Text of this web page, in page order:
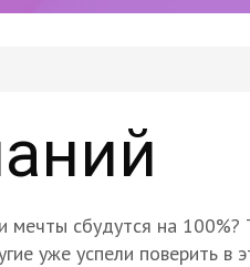
сбудутся на
уже успели поверить в